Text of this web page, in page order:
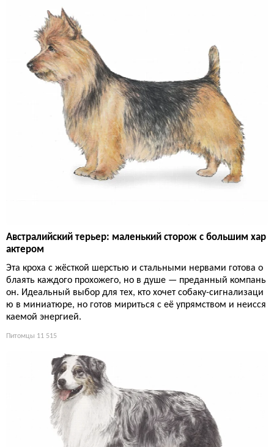
Австралийский терьер: маленький сторож с большим хар
актером
Эта кроха с жёсткой шерстью и стальными нервами готова о
блаять каждого прохожего, но в душе — преданный компань
он. Идеальный выбор для тех, кто хочет собаку-сигнализаци
ю в миниатюре, но готов мириться с её упрямством и неисся
каемой энергией.
Питомцы 11 515